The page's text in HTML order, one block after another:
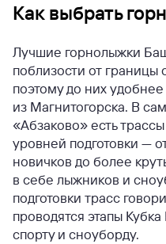
Как выбрать
Лучшие горнолыжки
поблизости от границы
поэтому до них
из Магнитогорска. В
«Абзаково» есть
уровней подготовки —
новичков до более
в себе лыжников и
подготовки трасс
проводятся этапы
спорту и сноуборду.